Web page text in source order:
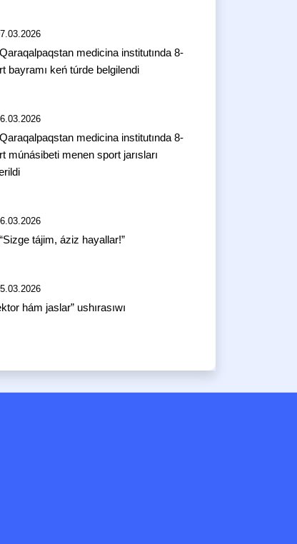
Qaraqalpaqstan medicina institutında 8-
bayramı keń túrde belgilendi
Qaraqalpaqstan medicina institutında 8-
múnásibeti menen sport jarısları
“Sizge tájim, áziz hayallar!”
hám jaslar” ushırasıwı